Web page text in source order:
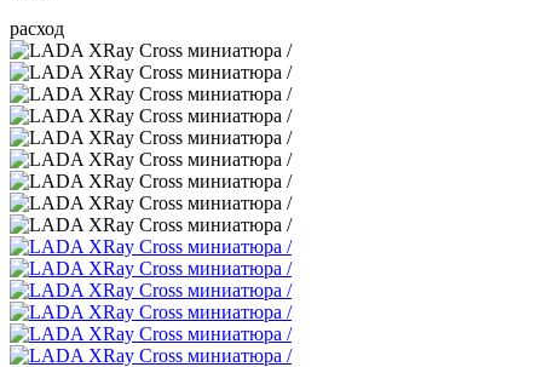
расход